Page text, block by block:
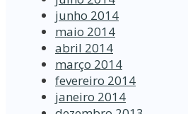
junho 2014
maio 2014
abril 2014
março 2014
fevereiro 2014
janeiro 2014